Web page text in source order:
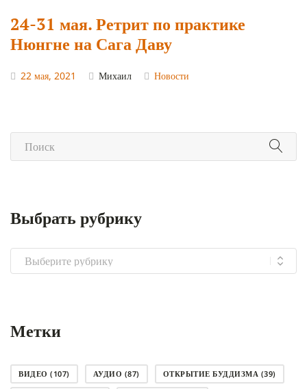
24-31 мая. Ретрит по практике
Нюнгне на Сага Даву
22 мая, 2021 Михаил Новости
Выбрать рубрику
Выбрать
рубрику
Метки
ВИДЕО (107) АУДИО (87) ОТКРЫТИЕ БУДДИЗМА (39)